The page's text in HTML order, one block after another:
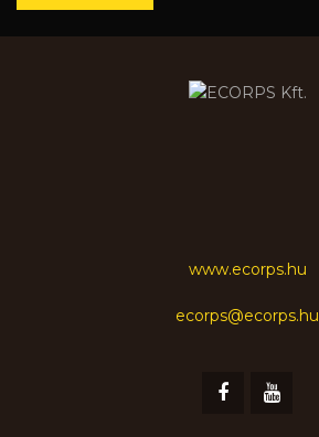
www.ecorps.hu
ecorps@ecorps.hu